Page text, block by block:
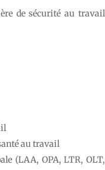
de sécurité au travail
au travail
(LAA, OPA, LTR, OLT,